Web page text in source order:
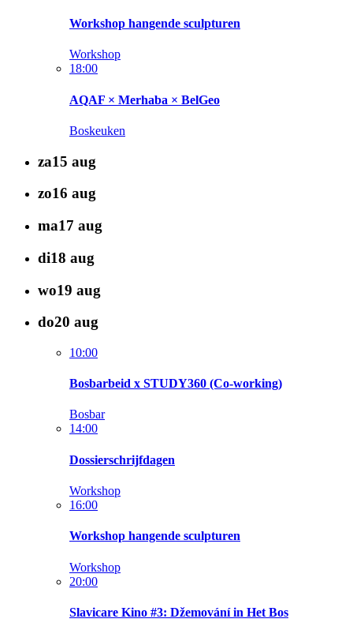
Workshop hangende sculpturen
Workshop
18:00
AQAF × Merhaba × BelGeo
Boskeuken
za15 aug
zo16 aug
ma17 aug
di18 aug
wo19 aug
do20 aug
10:00
Bosbarbeid x STUDY360 (Co-working)
Bosbar
14:00
Dossierschrijfdagen
Workshop
16:00
Workshop hangende sculpturen
Workshop
20:00
Slavicare Kino #3: Džemování in Het Bos